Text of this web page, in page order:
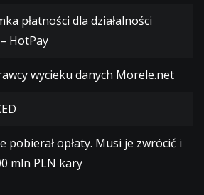
płatności dla działalności
HotPay
wycieku danych Morele.net
pobierał opłaty. Musi je zwrócić i
mln PLN kary